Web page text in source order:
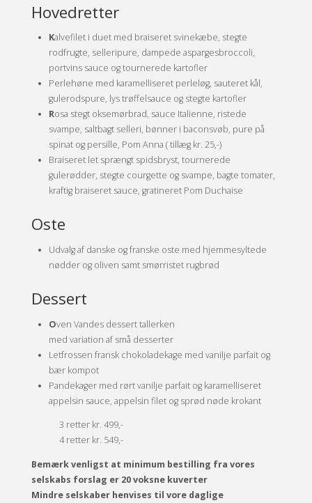
Hovedretter
Kalvefilet i duet med braiseret svinekæbe, stegte
rodfrugte, selleripure, dampede aspargesbroccoli,
portvins sauce og tournerede kartofler
Perlehøne med karamelliseret perleløg, sauteret kål,
gulerodspure, lys trøffelsauce og stegte kartofler
Rosa stegt oksemørbrad, sauce Italienne, ristede
svampe, saltbagt selleri, bønner i baconsvøb, pure på
spinat og persille, Pom Anna ( tillæg kr. 25,-)
Braiseret let sprængt spidsbryst, tournerede
gulerødder, stegte courgette og svampe, bagte tomater,
kraftig braiseret sauce, gratineret Pom Duchaise
Oste
Udvalg af danske og franske oste med hjemmesyltede
nødder og oliven samt smørristet rugbrød
Dessert
Oven Vandes dessert tallerken
med variation af små desserter
Letfrossen fransk chokoladekage med vanilje parfait og
bær kompot
Pandekager med rørt vanilje parfait og karamelliseret
appelsin sauce, appelsin filet og sprød nøde krokant
3 retter kr. 499,-
4 retter kr. 549,-
Bemærk venligst at minimum bestilling fra vores
selskabs forslag er 20 voksne kuverter
Mindre selskaber henvises til vore daglige